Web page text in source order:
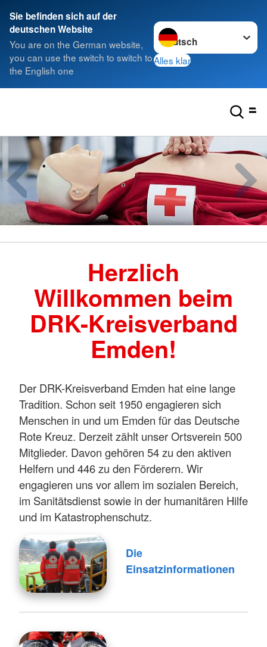
Sie befinden sich auf der
deutschen Website
You are on the German website,
you can use the switch to switch to
the English one
Sprache wechseln zu
Alles klar
Herzlich
Willkommen beim
DRK-Kreisverband
Emden!
Der DRK-Kreisverband Emden hat eine lange
Tradition. Schon seit 1950 engagieren sich
Menschen in und um Emden für das Deutsche
Rote Kreuz. Derzeit zählt unser Ortsverein 500
Mitglieder. Davon gehören 54 zu den aktiven
Helfern und 446 zu den Förderern. Wir
engagieren uns vor allem im sozialen Bereich,
im Sanitätsdienst sowie in der humanitären Hilfe
und im Katastrophenschutz.
Die
Einsatzinformationen